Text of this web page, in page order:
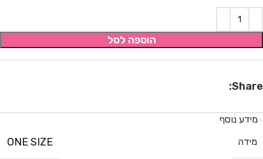
הוספה לסל
Share:
מידע נוסף
מידה
ONE SIZE